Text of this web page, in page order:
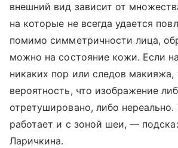
внешний вид зависит от
на которые не всегда удается
помимо симметричности лица,
можно на состояние кожи. Если
никаких пор или следов макияжа,
вероятность, что изображение
отретушировано, либо
работает и с зоной шеи, —
Ларичкина.